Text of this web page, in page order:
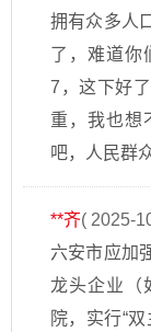
拥有众多人
了，难道你
7，这下好
重，我也想
吧，人民群
**齐( 2025-
六安市应加
龙头企业（
院，实行“